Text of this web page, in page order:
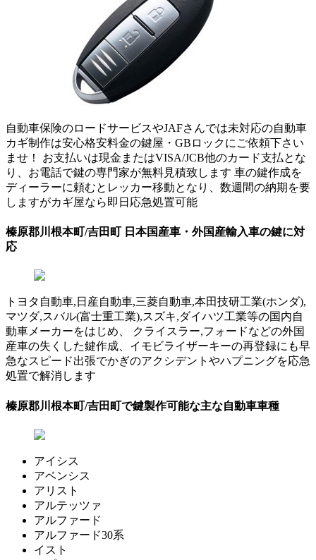
自動車保険のロードサービスやJAFさんでは未対応の自動車
カギ制作は安心格安料金の鍵屋・GBロックにご依頼下さい
ませ！ お支払いは現金またはVISA/JCB他のカード支払とな
り、お電話で鍵の専門家が無料見積致します 車の鍵作成を
ディーラーに頼むとレッカー移動となり、数週間の納期を要
しますがカギ屋なら即日応急処置可能
榛原郡川根本町/吉田町 日本国産車・外国産輸入車の鍵に対
応
トヨタ自動車,日産自動車,三菱自動車,本田技研工業(ホンダ),
マツダ,スバル(富士重工業),スズキ,ダイハツ工業等の国内自
動車メーカーをはじめ、 クライスラー,フォードなどの外国
産車の失くした鍵作成、イモビライザーキーの再登録にも早
急なスピード出張でかぎのアクシデントやハプニングを応急
処置で解消します
榛原郡川根本町/吉田町で鍵製作可能な主な自動車車種
アイシス
アベンシス
アリスト
アルテッツァ
アルファード
アルファード30系
イスト